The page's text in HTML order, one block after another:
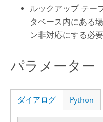
ルックアップ テー
タベース内にある
ン非対応にする必
パラメーター
ダイアログ Python